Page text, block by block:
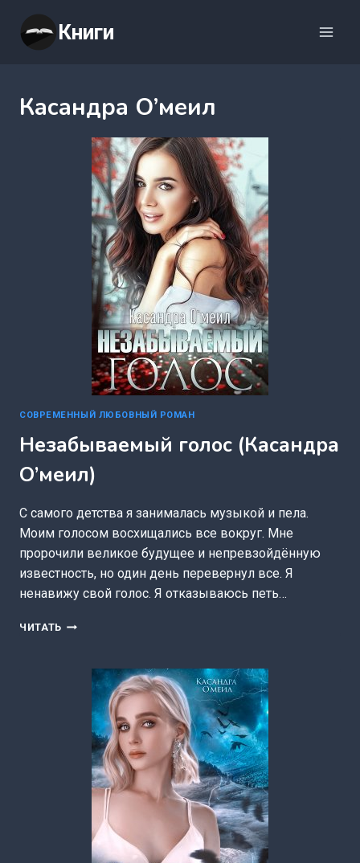
содержимому
Книги
Касандра О’меил
СОВРЕМЕННЫЙ ЛЮБОВНЫЙ РОМАН
Незабываемый голос (Касандра
О’меил)
С самого детства я занималась музыкой и пела.
Моим голосом восхищались все вокруг. Мне
пророчили великое будущее и непревзойдённую
известность, но один день перевернул все. Я
ненавижу свой голос. Я отказываюсь петь…
ЧИТАТЬ НЕЗАБЫВАЕМЫЙ
О’МЕИЛ)